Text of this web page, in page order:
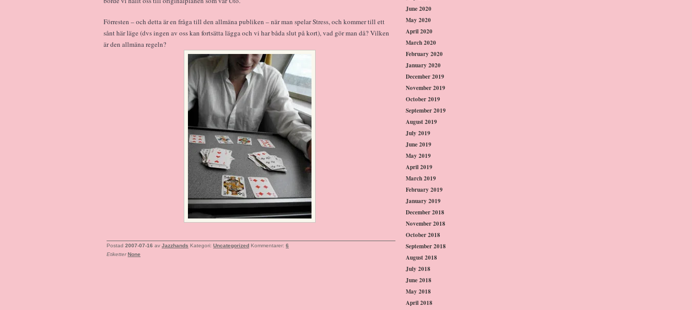
Förresten – och detta är en fråga till den allmäna publiken – när man spelar Stress, och kommer till ett
sånt här läge (dvs ingen av oss kan fortsätta lägga och vi har båda slut på kort), vad gör man då? Vilken
är den allmäna regeln?
Postad 2007-07-16 av Jazzhands Kategori: Uncategorized Kommentarer: 6
Etiketter None
June 2020
May 2020
April 2020
March 2020
February 2020
January 2020
December 2019
November 2019
October 2019
September 2019
August 2019
July 2019
June 2019
May 2019
April 2019
March 2019
February 2019
January 2019
December 2018
November 2018
October 2018
September 2018
August 2018
July 2018
June 2018
May 2018
April 2018